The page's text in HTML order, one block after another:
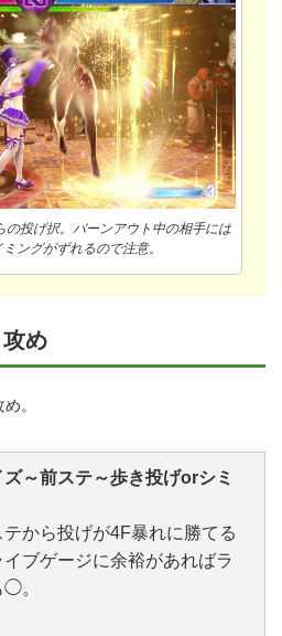
投げ択。バーンアウト中の相手には
ングがずれるので注意。
め
。
～前ステ～歩き投げorシミ
から投げが4F暴れに勝てる
ブゲージに余裕があればラ
◯。